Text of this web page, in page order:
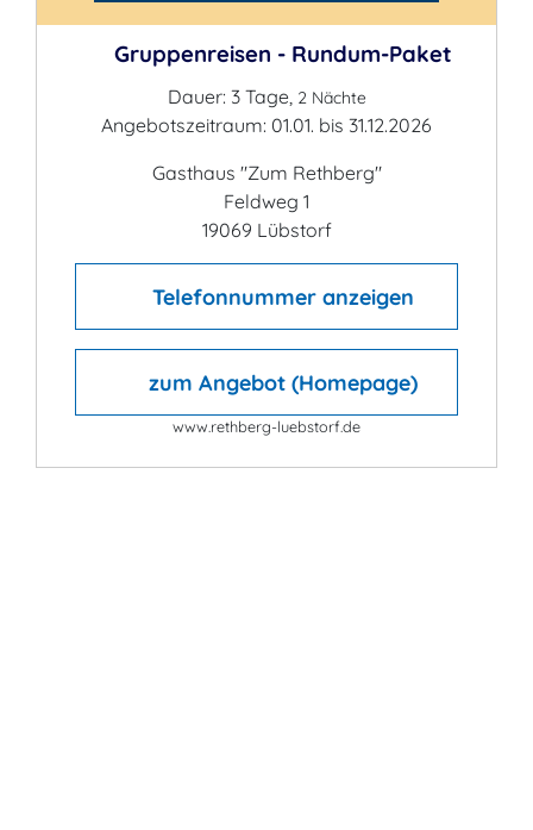
Gruppenreisen - Rundum-Paket
Dauer: 3 Tage, 2 Nächte
Angebotszeitraum: 01.01. bis 31.12.2026
Gasthaus "Zum Rethberg"
Feldweg 1
19069 Lübstorf
Telefonnummer anzeigen
zum Angebot (Homepage)
www.rethberg-luebstorf.de